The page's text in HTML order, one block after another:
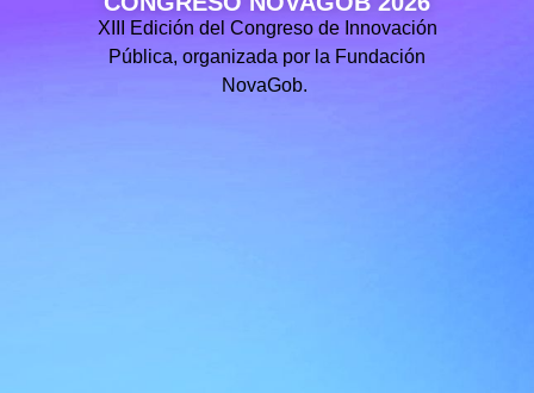
XIII Edición del Congreso de Innovación
Pública, organizada por la Fundación
NovaGob.